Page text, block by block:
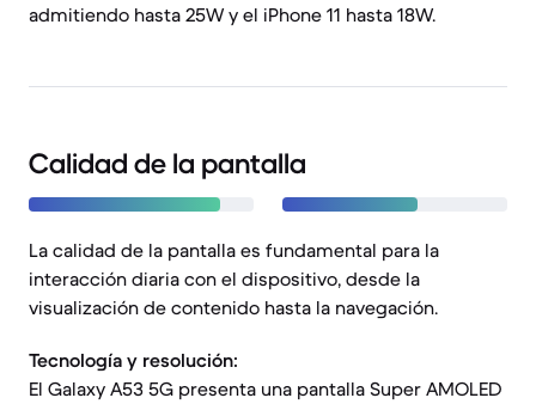
admitiendo hasta 25W y el iPhone 11 hasta 18W.
Calidad de la pantalla
La calidad de la pantalla es fundamental para la
interacción diaria con el dispositivo, desde la
visualización de contenido hasta la navegación.
Tecnología y resolución:
El Galaxy A53 5G presenta una pantalla Super AMOLED